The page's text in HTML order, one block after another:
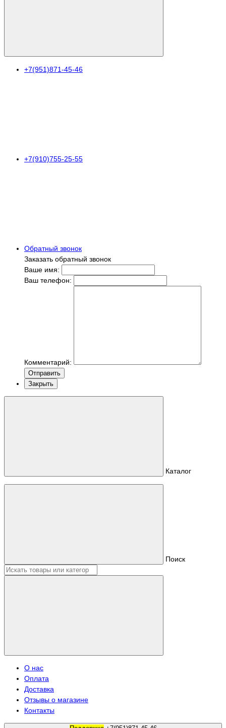
+7(951)871-45-46
+7(910)755-25-55
Обратный звонок
Заказать обратный звонок
Ваше имя:
Ваш телефон:
Комментарий:
Отправить
Закрыть
Каталог
Поиск
О нас
Оплата
Доставка
Отзывы о магазине
Контакты